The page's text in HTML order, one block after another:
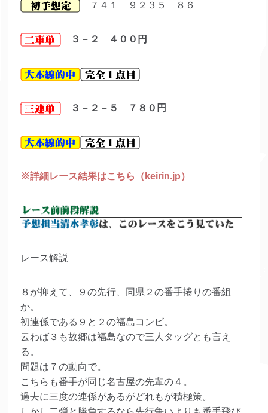
７４１ ９２３５ ８６
３－２ ４００ 円
３－２－５ ７８０ 円
※詳細レース結果はこちら（keirin.jp）
レース解説
８が抑えて、９の先行、同県２の番手捲りの番組
か。
初連係である９と２の福島コンビ。
云わば３も故郷は福島なので三人タッグとも言え
る。
問題は７の動向で。
こちらも番手が同じ名古屋の先輩の４。
過去に三度の連係があるがどれもが積極策。